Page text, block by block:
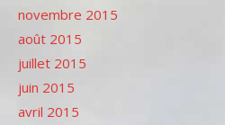
novembre 2015
août 2015
juillet 2015
juin 2015
avril 2015